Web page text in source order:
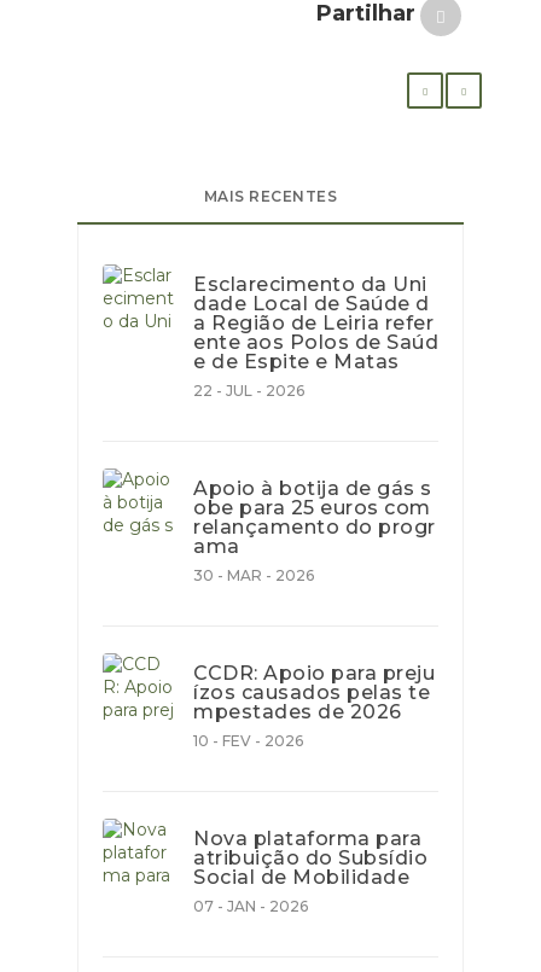
Partilhar
MAIS RECENTES
Esclarecimento da Uni
dade Local de Saúde d
a Região de Leiria refer
ente aos Polos de Saúd
e de Espite e Matas
22 - JUL - 2026
Apoio à botija de gás s
obe para 25 euros com
relançamento do progr
ama
30 - MAR - 2026
CCDR: Apoio para preju
ízos causados pelas te
mpestades de 2026
10 - FEV - 2026
Nova plataforma para
atribuição do Subsídio
Social de Mobilidade
07 - JAN - 2026